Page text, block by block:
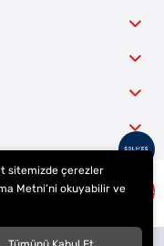
yapılmıştır.
sitemizde çerezler
Metni’ni okuyabilir ve